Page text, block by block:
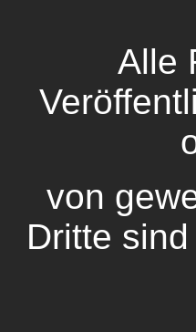
Alle
von
Dritte